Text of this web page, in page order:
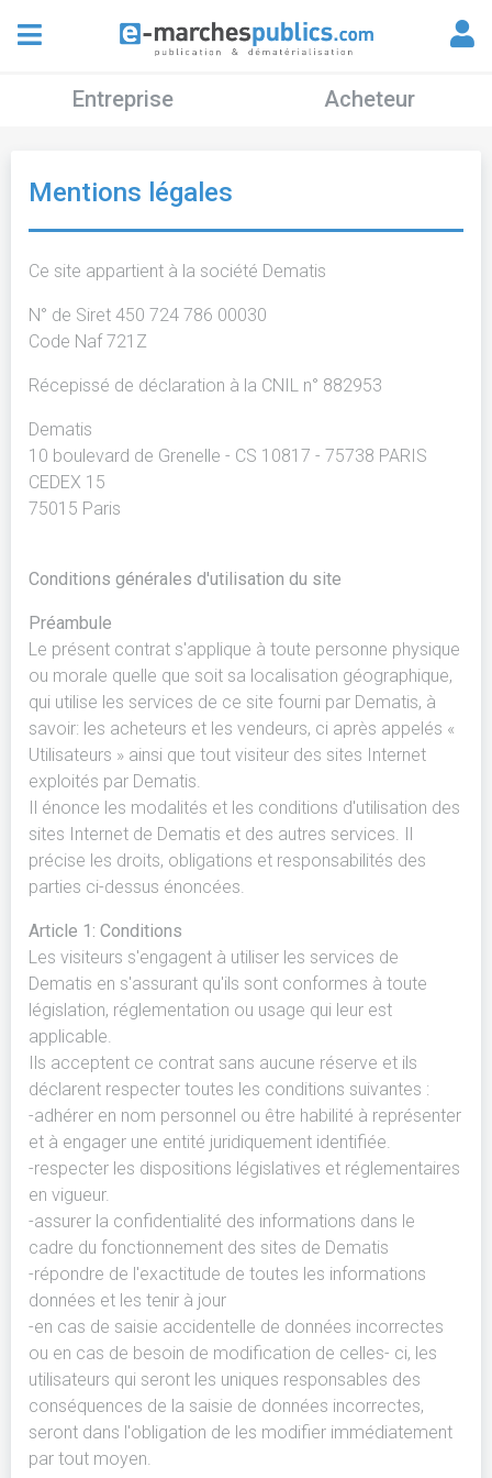
Entreprise Acheteur
Mentions légales
Ce site appartient à la société Dematis
N° de Siret 450 724 786 00030
Code Naf 721Z
Récepissé de déclaration à la CNIL n° 882953
Dematis
10 boulevard de Grenelle - CS 10817 - 75738 PARIS
CEDEX 15
75015 Paris
Conditions générales d'utilisation du site
Préambule
Le présent contrat s'applique à toute personne physique
ou morale quelle que soit sa localisation géographique,
qui utilise les services de ce site fourni par Dematis, à
savoir: les acheteurs et les vendeurs, ci après appelés «
Utilisateurs » ainsi que tout visiteur des sites Internet
exploités par Dematis.
Il énonce les modalités et les conditions d'utilisation des
sites Internet de Dematis et des autres services. Il
précise les droits, obligations et responsabilités des
parties ci-dessus énoncées.
Article 1: Conditions
Les visiteurs s'engagent à utiliser les services de
Dematis en s'assurant qu'ils sont conformes à toute
législation, réglementation ou usage qui leur est
applicable.
Ils acceptent ce contrat sans aucune réserve et ils
déclarent respecter toutes les conditions suivantes :
-adhérer en nom personnel ou être habilité à représenter
et à engager une entité juridiquement identifiée.
-respecter les dispositions législatives et réglementaires
en vigueur.
-assurer la confidentialité des informations dans le
cadre du fonctionnement des sites de Dematis
-répondre de l'exactitude de toutes les informations
données et les tenir à jour
-en cas de saisie accidentelle de données incorrectes
ou en cas de besoin de modification de celles- ci, les
utilisateurs qui seront les uniques responsables des
conséquences de la saisie de données incorrectes,
seront dans l'obligation de les modifier immédiatement
par tout moyen.